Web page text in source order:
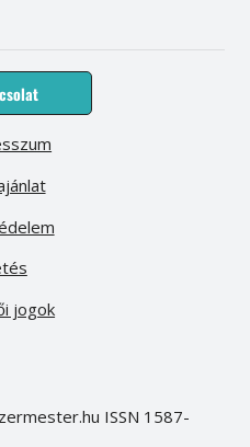
jogok
ISSN 1587-